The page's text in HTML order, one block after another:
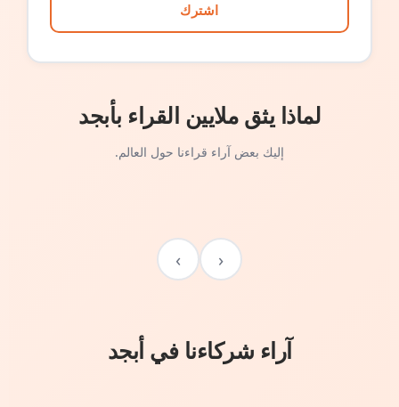
اشترك
لماذا يثق ملايين القراء بأبجد
إليك بعض آراء قراءنا حول العالم.
‹
›
آراء شركاءنا في أبجد